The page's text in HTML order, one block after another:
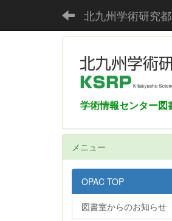
北九州学術研究
学術情報センター図
メニュー
OPAC TOP
図書室からのお知らせ